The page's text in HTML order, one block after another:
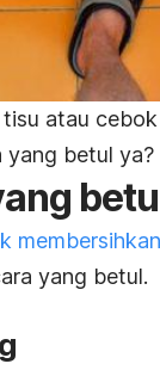
atau
yang betul ya?
yang betul.